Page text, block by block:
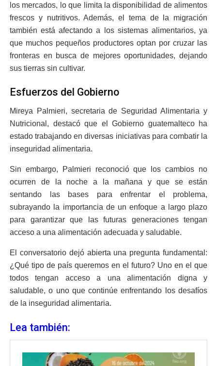
los mercados, lo que limita la disponibilidad de alimentos
frescos y nutritivos. Además, el tema de la migración
también está afectando a los sistemas alimentarios, ya
que muchos pequeños productores optan por cruzar las
fronteras en busca de mejores oportunidades, dejando
sus tierras sin cultivar.
Esfuerzos del Gobierno
Mireya Palmieri, secretaria de Seguridad Alimentaria y
Nutricional, destacó que el Gobierno guatemalteco ha
estado trabajando en diversas iniciativas para combatir la
inseguridad alimentaria.
Sin embargo, Palmieri reconoció que los cambios no
ocurren de la noche a la mañana y que se están
sentando las bases para enfrentar el problema,
subrayando la importancia de un enfoque a largo plazo
para garantizar que las futuras generaciones tengan
acceso a una alimentación adecuada y saludable.
El conversatorio dejó abierta una pregunta fundamental:
¿Qué tipo de país queremos en el futuro? Uno en el que
todos tengan acceso a una alimentación digna y
saludable, o uno que continúe enfrentando los desafíos
de la inseguridad alimentaria.
Lea también: